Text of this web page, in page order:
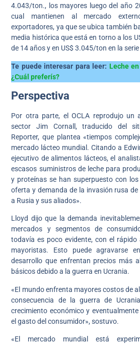
4.043/ton., los mayores luego del año
cual mantienen al mercado
exportadores, ya que se ubica también
media histórica que está en torno a los
de 14 años y en US$ 3.045/ton en la
Te puede interesar para leer: Leche
¿Cuál preferís?
Perspectiva
Por otra parte, el OCLA reprodujo un
sector Jim Cornall, traducido del
Reporter, que plantea «tiempos
mercado lácteo mundial. Citando a
ejecutivo de alimentos lácteos, el
escasos suministros de leche para
y proteínas se han superpuesto con
oferta y demanda de la invasión rusa
a Rusia y sus aliados».
Lloyd dijo que la demanda
mercados y segmentos de
todavía es poco evidente, con el
mayoristas. Esto puede agravarse
desarrollo que enfrentan precios más
básicos debido a la guerra en Ucrania.
«El mundo enfrenta mayores costos de
consecuencia de la guerra de
crecimiento económico y
el gasto del consumidor», sostuvo.
«El mercado mundial está